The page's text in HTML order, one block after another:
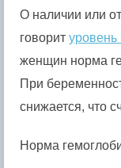
О наличии или
говорит уровень
женщин норма
При
снижается, что
Норма